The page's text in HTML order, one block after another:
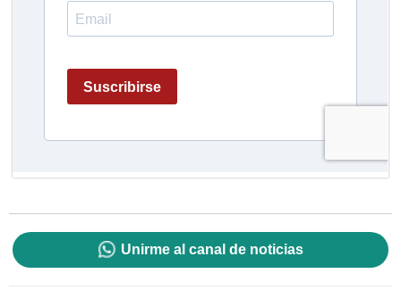
Unirme al canal de noticias